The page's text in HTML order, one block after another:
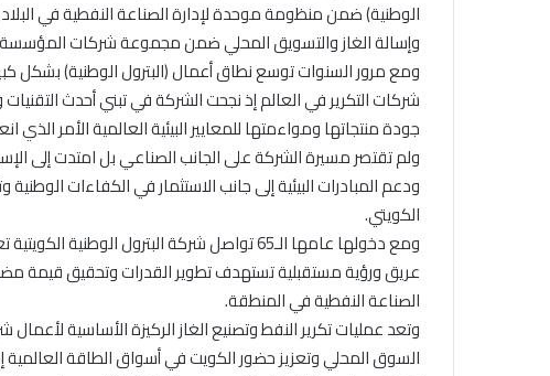
الوطنية) ضمن منظومة موحدة لإدارة الصناعة النفطية في
وإسالة الغاز والتسويق المحلي ضمن مجموعة شركات
ومع مرور السنوات توسع نطاق أعمال (البترول الوطنية) بشكل
شركات التكرير في العالم إذ نجحت الشركة في تبني أحدث
جودة منتجاتها ومواءمتها للمعايير البيئية العالمية الأمر
ولم تقتصر مسيرة الشركة على الجانب الصناعي بل امتدت إلى
ودعم المبادرات البيئية إلى جانب الاستثمار في الكفاءات
الكويتي.
ومع دخولها عامها الـ65 تواصل شركة البترول
عريق ورؤية مستقبلية تستهدف تطوير القدرات وتحقيق قيمة
الصناعة النفطية في المنطقة.
وتعد عمليات تكرير النفط وتصنيع الغاز الركيزة الأساسية
السوق المحلي وتعزيز حضور الكويت في أسواق الطاقة